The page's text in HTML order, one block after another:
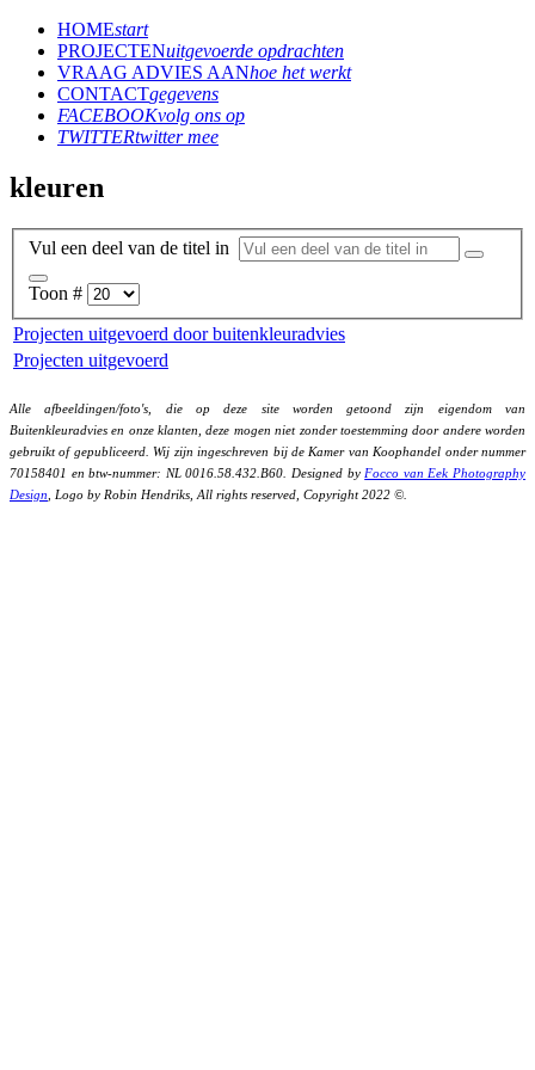
HOMEstart
PROJECTENuitgevoerde opdrachten
VRAAG ADVIES AANhoe het werkt
CONTACTgegevens
FACEBOOKvolg ons op
TWITTERtwitter mee
kleuren
Vul een deel van de titel in
Toon #
Projecten uitgevoerd door buitenkleuradvies
Projecten uitgevoerd
Alle afbeeldingen/foto's, die op deze site worden getoond zijn eigendom van
Buitenkleuradvies en onze klanten, deze mogen niet zonder toestemming door andere worden
gebruikt of gepubliceerd. Wij zijn ingeschreven bij de Kamer van Koophandel onder nummer
70158401 en btw-nummer: NL 0016.58.432.B60. Designed byFocco van Eek Photography
Design, Logo by Robin Hendriks, All rights reserved, Copyright 2022 ©.